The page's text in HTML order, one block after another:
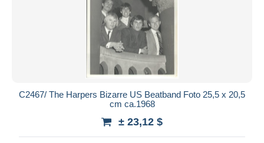
C2467/ The Harpers Bizarre US Beatband Foto 25,5 x 20,5
cm ca.1968
± 23,12 $